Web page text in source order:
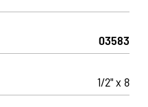
03583
1/2" x 8